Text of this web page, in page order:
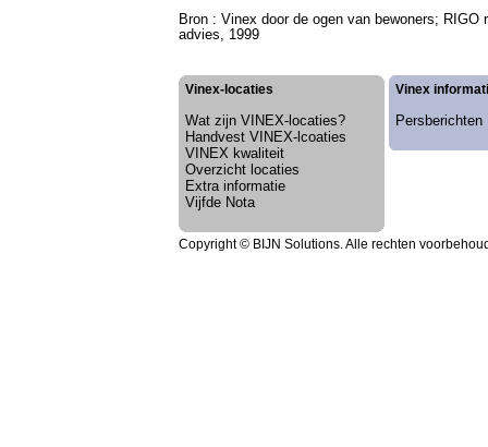
Bron : Vinex door de ogen van bewoners; RIGO
advies, 1999
Vinex-locaties
Wat zijn VINEX-locaties?
Handvest VINEX-lcoaties
VINEX kwaliteit
Overzicht locaties
Extra informatie
Vijfde Nota
Vinex
Persberichten
Copyright © BIJN Solutions. Alle rechten